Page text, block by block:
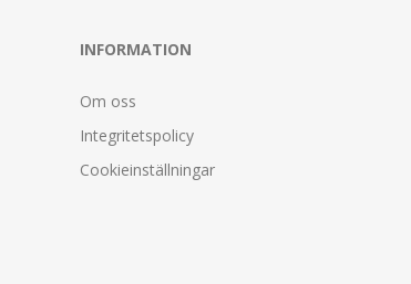
INFORMATION
Om oss
Integritetspolicy
Cookieinställningar